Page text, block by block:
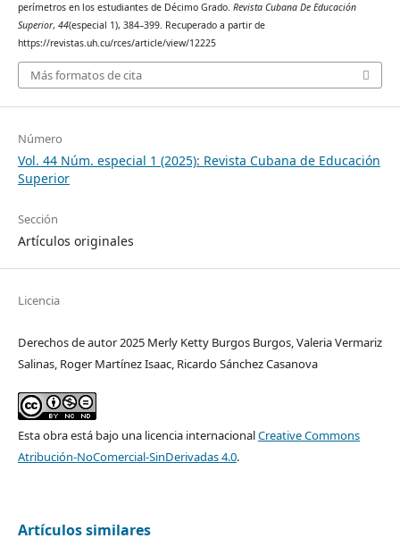
perímetros en los estudiantes de Décimo Grado. Revista Cubana De Educación
Superior, 44(especial 1), 384–399. Recuperado a partir de
https://revistas.uh.cu/rces/article/view/12225
Más formatos de cita
Número
Vol. 44 Núm. especial 1 (2025): Revista Cubana de Educación
Superior
Sección
Artículos originales
Licencia
Derechos de autor 2025 Merly Ketty Burgos Burgos, Valeria Vermariz
Salinas, Roger Martínez Isaac, Ricardo Sánchez Casanova
Esta obra está bajo una licencia internacionalCreative Commons
Atribución-NoComercial-SinDerivadas 4.0.
Artículos similares